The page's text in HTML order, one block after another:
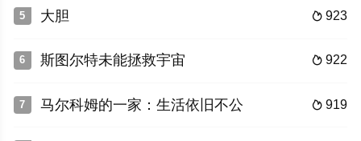
5  923
大胆
6  922
斯图尔特未能拯救宇宙
7  919
马尔科姆的一家：生活依旧不公